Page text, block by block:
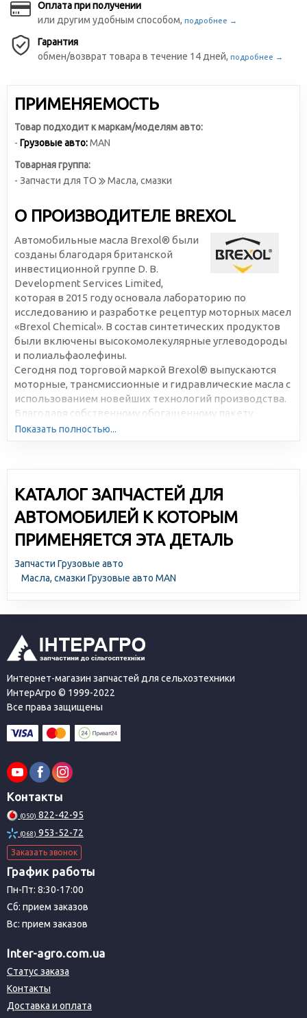
Оплата при получении
или другим удобным способом, подробнее →
Гарантия
обмен/возврат товара в течение 14 дней, подробнее →
ПРИМЕНЯЕМОСТЬ
Товар подходит к маркам/моделям авто:
- Грузовые авто:MAN
Товарная группа:
- Запчасти для ТО
Масла, смазки
О ПРОИЗВОДИТЕЛЕ BREXOL
Автомобильные масла Brexol® были
созданы благодаря британской
инвестиционной группе D. B.
Development Services Limited,
которая в 2015 году основала лабораторию по
исследованию и разработке рецептур моторных масел
«Brexol Chemical». В состав синтетических продуктов
были включены высокомолекулярные углеводороды
и полиальфаолефины.
Сегодня под торговой маркой Brexol® выпускаются
моторные, трансмиссионные и гидравлические масла с
использованием новейших технологий производства.
Благодаря собственному обогащенному пакету
присадок и использованию базовых смазочных масел
Показать полностью...
КАТАЛОГ ЗАПЧАСТЕЙ ДЛЯ
АВТОМОБИЛЕЙ К КОТОРЫМ
ПРИМЕНЯЕТСЯ ЭТА ДЕТАЛЬ
Запчасти Грузовые авто
Масла, смазки Грузовые авто MAN
Интернет-магазин запчастей для сельхозтехники
ИнтерАгро © 1999-2022
Все права защищены
Контакты
(050) 822-42-95
(068) 953-52-72
Заказать звонок
График работы
Пн-Пт: 8:30-17:00
Сб: прием заказов
Вс: прием заказов
Inter-agro.com.ua
Статус заказа
Контакты
Доставка и оплата